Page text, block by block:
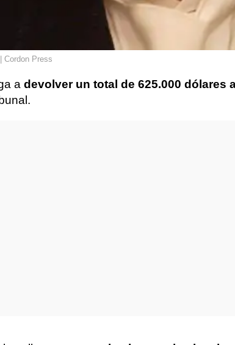
Cordon Press
a devolver un total de 625.000 dólares